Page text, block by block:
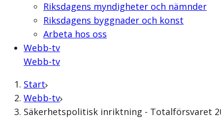
Riksdagens myndigheter och nämnder
Riksdagens byggnader och konst
Arbeta hos oss
Webb-tv
Webb-tv
Start
Webb-tv
Säkerhetspolitisk inriktning - Totalförsvaret